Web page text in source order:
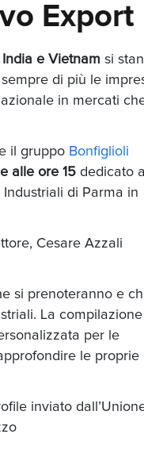
Export
India e Vietnam si
di più le
in mercati
il gruppo Bonfiglioli
alle ore 15 dedicato
di Parma in
Cesare Azzali
si prenoteranno e
La compilazione
per le
le proprie
inviato